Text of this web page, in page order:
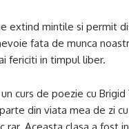
extind mintile si permit
fata de munca
fericiti in timpul liber.
curs de poezie cu Brigid
din viata mea de zi